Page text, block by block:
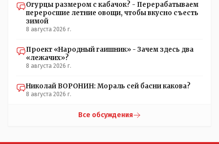
Огурцы размером с кабачок? - Перерабатываем
переросшие летние овощи, чтобы вкусно съесть
зимой
8 августа 2026 г.
Проект «Народный гаишник» - Зачем здесь два
«лежачих»?
8 августа 2026 г.
Николай ВОРОНИН: Мораль сей басни какова?
8 августа 2026 г.
Все обсуждения